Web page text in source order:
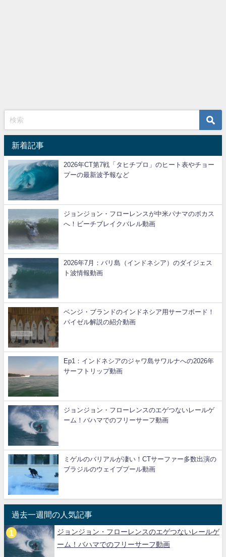
新着記事
2026年CT第7戦「タヒチプロ」のヒート表やチョー
プーの最新波予報など
ジョンジョン・フローレンスが中米パナマのボカス
へ！ビーチブレイクバレル動画
2026年7月：バリ島（インドネシア）のダイジェス
ト波情報動画
ベンジ・ブランドのインドネシア用サーフボード！
パイゼル解説の紹介動画
Ep1：インドネシアのジャワ島サワルナへの2026年
サーフトリップ動画
ジョンジョン・フローレンスのエゲつないレールゲ
ーム！バハマでのフリーサーフ動画
ミゲルのバリアルが凄い！CTサーファー多数出演の
ブラジルのウェイブプール動画
過去一週間の人気記事
ジョンジョン・フローレンスのエゲつないレールゲ
ーム！バハマでのフリーサーフ動画